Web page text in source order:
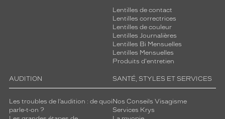
Lentilles de contact
Lentilles correctrices
Lentilles de couleur
Lentilles Journalières
Lentilles Bi Mensuelles
Lentilles Mensuelles
Produits d'entretien
AUDITION
Les troubles de l’audition : de quoi
parle-t-on ?
SANTÉ, STYLES ET SERVICES
Nos Conseils Visagisme
Services Krys